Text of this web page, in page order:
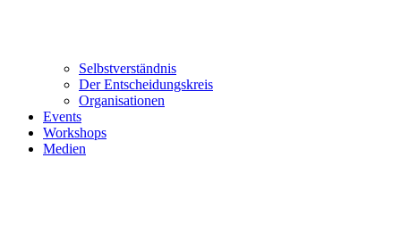
Selbstverständnis
Der Entscheidungskreis
Organisationen
Events
Workshops
Medien